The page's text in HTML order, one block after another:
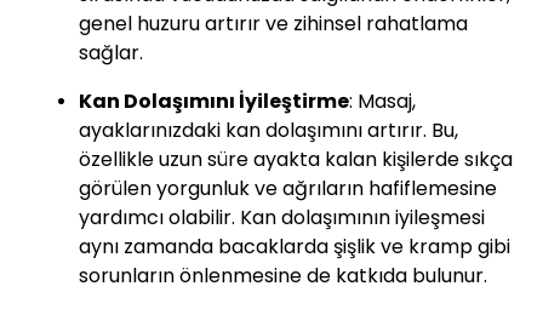
genel huzuru artırır ve zihinsel rahatlama
sağlar.
Kan Dolaşımını İyileştirme: Masaj,
ayaklarınızdaki kan dolaşımını artırır. Bu,
özellikle uzun süre ayakta kalan kişilerde sıkça
görülen yorgunluk ve ağrıların hafiflemesine
yardımcı olabilir. Kan dolaşımının iyileşmesi
aynı zamanda bacaklarda şişlik ve kramp gibi
sorunların önlenmesine de katkıda bulunur.